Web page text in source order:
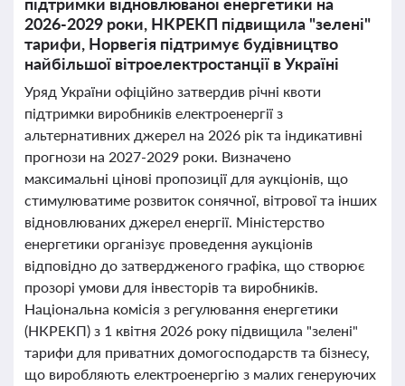
2026-2029 роки, НКРЕКП підвищила "зелені"
тарифи, Норвегія підтримує будівництво
найбільшої вітроелектростанції в Україні
Уряд України офіційно затвердив річні квоти
підтримки виробників електроенергії з
альтернативних джерел на 2026 рік та індикативні
прогнози на 2027-2029 роки. Визначено
максимальні цінові пропозиції для аукціонів, що
стимулюватиме розвиток сонячної, вітрової та інших
відновлюваних джерел енергії. Міністерство
енергетики організує проведення аукціонів
відповідно до затвердженого графіка, що створює
прозорі умови для інвесторів та виробників.
Національна комісія з регулювання енергетики
(НКРЕКП) з 1 квітня 2026 року підвищила "зелені"
тарифи для приватних домогосподарств та бізнесу,
що виробляють електроенергію з малих генеруючих